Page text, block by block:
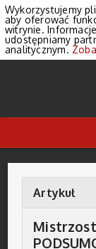
Artykuł
Wykorzystujemy
aby oferować
witrynie.
udostępniamy
analitycznym.